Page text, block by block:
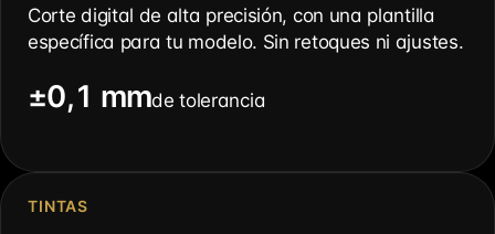
Corte digital de alta precisión, con una plantilla
específica para tu modelo. Sin retoques ni ajustes.
±0,1 mmde tolerancia
TINTAS